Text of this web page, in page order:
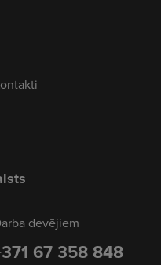
devējiem
67 358 848